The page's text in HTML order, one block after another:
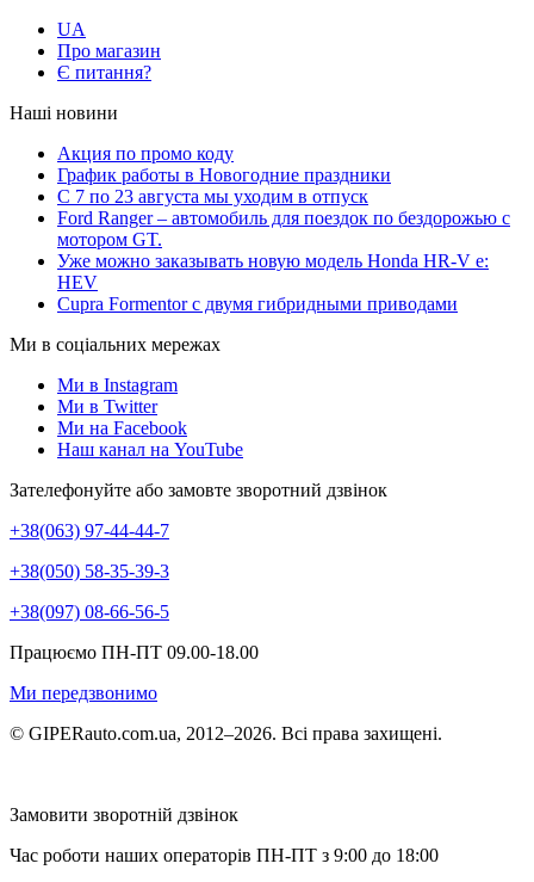
UA
Про магазин
Є питання?
Наші новини
Акция по промо коду
График работы в Новогодние праздники
С 7 по 23 августа мы уходим в отпуск
Ford Ranger – автомобиль для поездок по бездорожью с
мотором GT.
Уже можно заказывать новую модель Honda HR-V e:
HEV
Cupra Formentor с двумя гибридными приводами
Ми в соціальних мережах
Ми в Instagram
Ми в Twitter
Ми на Facebook
Наш канал на YouTube
Зателефонуйте або замовте зворотний дзвінок
+38(063) 97-44-44-7
+38(050) 58-35-39-3
+38(097) 08-66-56-5
Працюємо ПН-ПТ 09.00-18.00
Ми передзвонимо
© GIPERauto.com.ua, 2012–2026. Всі права захищені.
Замовити зворотній дзвінок
Час роботи наших операторів ПН-ПТ з 9:00 до 18:00